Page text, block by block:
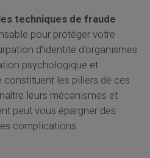
techniques de fraude
pour protéger votre
d'identité d'organismes
psychologique et
les piliers de ces
leurs mécanismes et
peut vous épargner des
complications